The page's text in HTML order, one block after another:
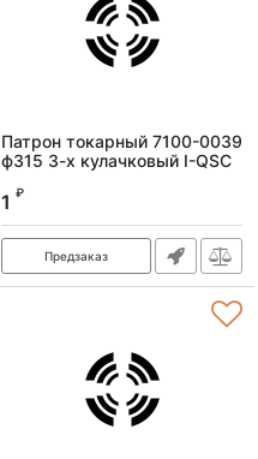
Патрон токарный 7100-0039
ф315 3-х кулачковый I-QSC
Артикул:
1 ₽
Предзаказ